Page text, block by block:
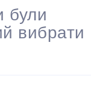
були
вибрати